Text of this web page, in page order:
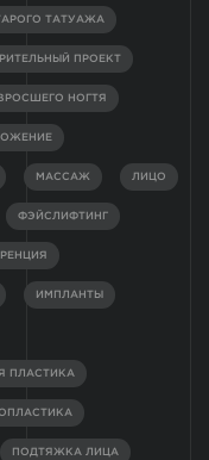
ТАТУАЖА
ПРОЕКТ
НОГТЯ
МАССАЖ ЛИЦО
ФЭЙСЛИФТИНГ
ИМПЛАНТЫ
ПЛАСТИКА
ПОДТЯЖКА ЛИЦА